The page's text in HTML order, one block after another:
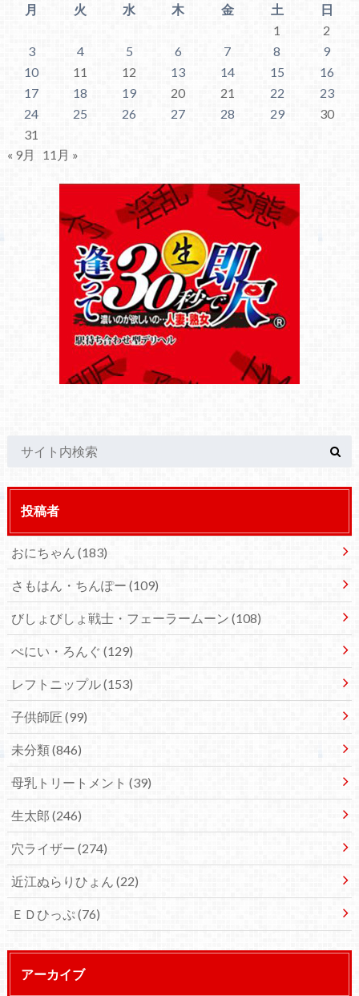
月
火 水 木 金 土
日
1
2
3
4 5 6 7 8
9
10
11 12 13 14 15
16
17
18 19 20 21 22
23
24
25 26 27 28 29
30
31
« 9月
11月 »
投稿者
おにちゃん (183)
さもはん・ちんぽー (109)
びしょびしょ戦士・フェーラームーン (108)
ぺにい・ろんぐ (129)
レフトニップル(153)
子供師匠 (99)
未分類(846)
母乳トリートメント (39)
生太郎 (246)
穴ライザー (274)
近江ぬらりひょん (22)
ＥＤひっぷ(76)
アーカイブ